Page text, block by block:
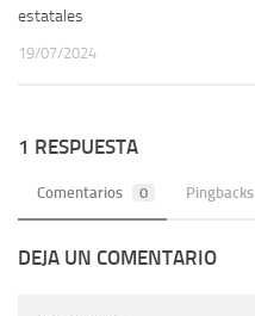
estatales
19/07/2024
1 RESPUESTA
Comentarios 0 Pingbacks
DEJA UN COMENTARIO